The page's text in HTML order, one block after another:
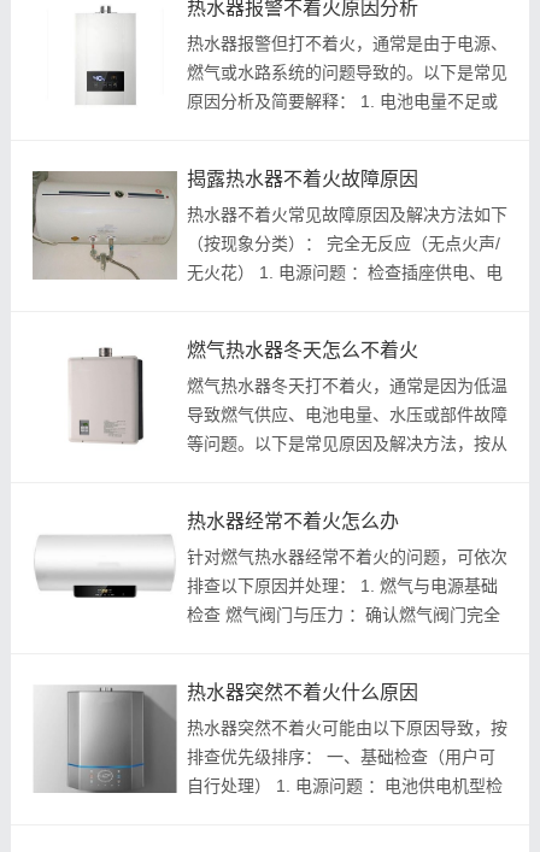
热水器报警不着火原因分析
热水器报警但打不着火，通常是由于电源、
燃气或水路系统的问题导致的。以下是常见
原因分析及简要解释： 1. 电池电量不足或
触发报警声。^^ 2. 电磁阀故障 ：...
揭露热水器不着火故障原因
热水器不着火常见故障原因及解决方法如下
（按现象分类）： 完全无反应（无点火声/
无火花） 1. 电源问题 ：检查插座供电、电
置中微动开关损坏，导致无法触...
燃气热水器冬天怎么不着火
燃气热水器冬天打不着火，通常是因为低温
导致燃气供应、电池电量、水压或部件故障
等问题。以下是常见原因及解决方法，按从
问题（最常见） 原因 ：燃气阀...
热水器经常不着火怎么办
针对燃气热水器经常不着火的问题，可依次
排查以下原因并处理： 1. 燃气与电源基础
检查 燃气阀门与压力 ：确认燃气阀门完全
是否松动、线路是否损坏，确保供...
热水器突然不着火什么原因
热水器突然不着火可能由以下原因导致，按
排查优先级排序： 一、基础检查（用户可
自行处理） 1. 电源问题 ：电池供电机型检